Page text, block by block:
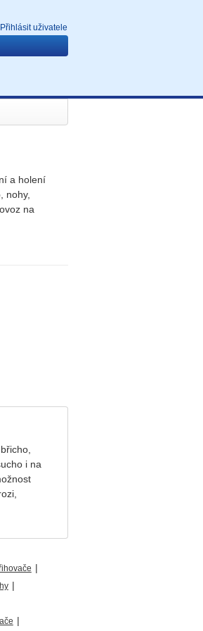
Přihlásit uživatele
a holení
nohy,
na
i na
|
|
|